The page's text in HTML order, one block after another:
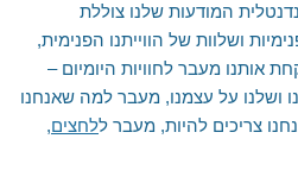
המודעות שלנו צוללת
ושלוות של הווייתנו הפנימית,
אותנו מעבר לחוויות היומיום –
ושלנו על עצמנו, מעבר למה שאנחנו
צריכים להיות, מעבר ללחצים,